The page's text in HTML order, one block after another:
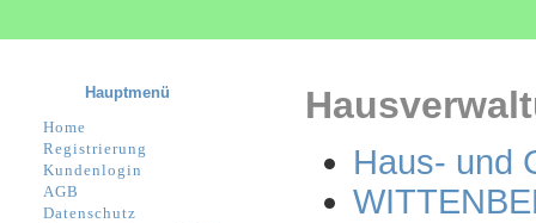
Haus- und
Hauptmenü
Home
Registrierung
Kundenlogin
AGB
Datenschutz